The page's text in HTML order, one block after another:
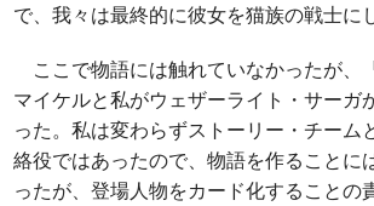
で、我々は最終的に彼女を猫族の戦士に
ここで物語には触れていなかったが、
マイケルと私がウェザーライト・サーガ
った。私は変わらずストーリー・チーム
絡役ではあったので、物語を作ることに
ったが、登場人物をカード化することの